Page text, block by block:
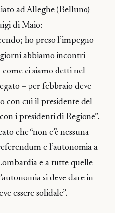
ad Alleghe (Belluno)
di Maio:
ho preso l’impegno
abbiamo incontri
ci siamo detti nel
– per febbraio deve
con cui il presidente del
i presidenti di Regione”.
che “non c’è nessuna
e l’autonomia a
e a tutte quelle
si deve dare in
essere solidale”.